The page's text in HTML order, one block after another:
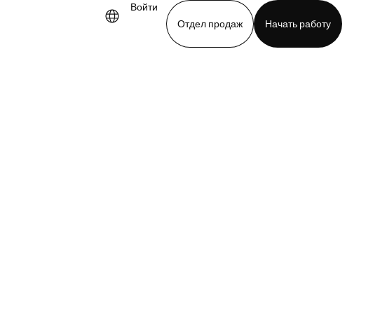
Войти
Отдел продаж
Начать работу